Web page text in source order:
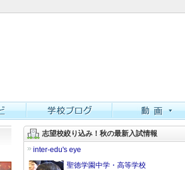
志望校絞り込み！秋の最新入試情報
inter-edu's eye
聖徳学園中学・高等学校